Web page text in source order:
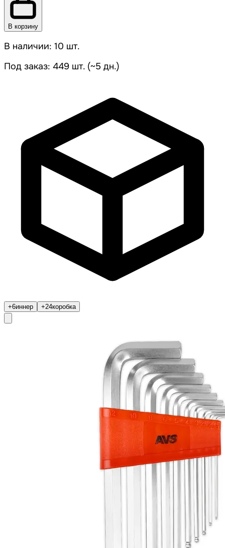
В корзину
В наличии: 10 шт.
Под заказ: 449 шт. (~5 дн.)
+6иннер +24коробка